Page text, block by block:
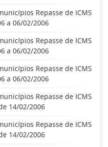
Repasse de ICMS
a 06/02/2006
Repasse de ICMS
a 06/02/2006
Repasse de ICMS
a 06/02/2006
Repasse de ICMS
14/02/2006
Repasse de ICMS
14/02/2006